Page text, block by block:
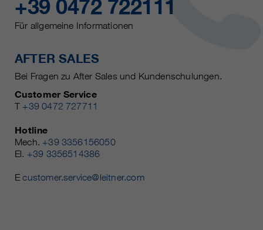
+39 0472 722111
Für allgemeine Informationen
AFTER SALES
Bei Fragen zu After Sales und Kundenschulungen.
Customer Service
T +39 0472 727711
Hotline
Mech. +39 3356156050
El. +39 3356514386
Ecustomer.service@leitner.com